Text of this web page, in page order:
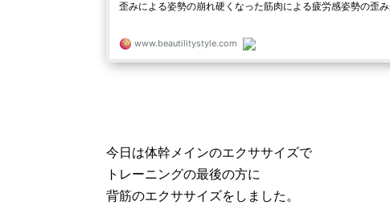
今日は体幹メインのエクササイズで
トレーニングの最後の方に
背筋のエクササイズをしました。